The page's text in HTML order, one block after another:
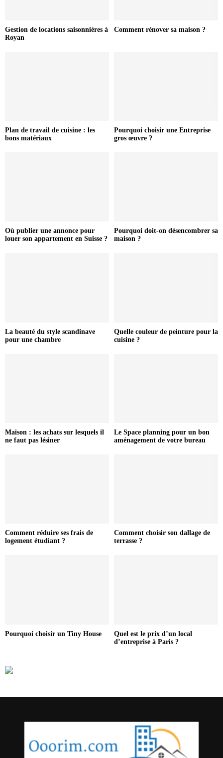
Gestion de locations saisonnières à
Royan
Comment rénover sa maison ?
Plan de travail de cuisine : les
bons matériaux
Pourquoi choisir une Entreprise
gros œuvre ?
Où publier une annonce pour
louer son appartement en Suisse ?
Pourquoi doit-on désencombrer sa
maison ?
La beauté du style scandinave
pour une chambre
Quelle couleur de peinture pour la
cuisine ?
Maison : les achats sur lesquels il
ne faut pas lésiner
Le Space planning pour un bon
aménagement de votre bureau
Comment réduire ses frais de
logement étudiant ?
Comment choisir son dallage de
terrasse ?
Pourquoi choisir un Tiny House
Quel est le prix d’un local
d’entreprise à Paris ?